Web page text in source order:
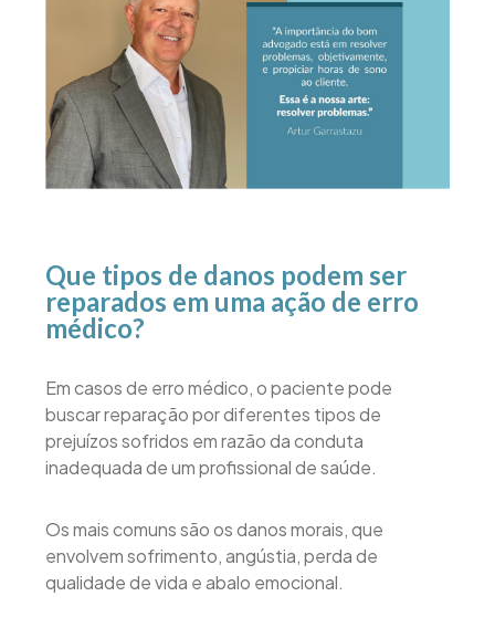
Que tipos de danos podem ser
reparados em uma ação de erro
médico?
Em casos de erro médico, o paciente pode
buscar reparação por diferentes tipos de
prejuízos sofridos em razão da conduta
inadequada de um profissional de saúde.
Os mais comuns são os danos morais, que
envolvem sofrimento, angústia, perda de
qualidade de vida e abalo emocional.